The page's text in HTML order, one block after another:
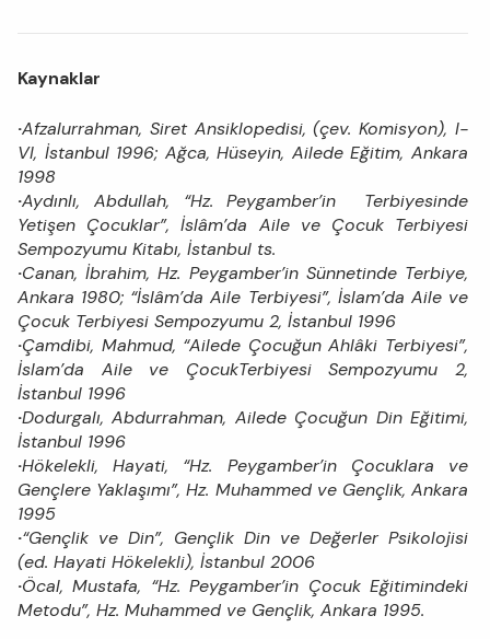
Kaynaklar
·Afzalurrahman, Siret Ansiklopedisi, (çev. Komisyon), I-
VI, İstanbul 1996; Ağca, Hüseyin, Ailede Eğitim, Ankara
1998
·Aydınlı, Abdullah, “Hz. Peygamber’in Terbiyesinde
Yetişen Çocuklar”, İslâm’da Aile ve Çocuk Terbiyesi
Sempozyumu Kitabı, İstanbul ts.
·Canan, İbrahim, Hz. Peygamber’in Sünnetinde Terbiye,
Ankara 1980; “İslâm’da Aile Terbiyesi”, İslam’da Aile ve
Çocuk Terbiyesi Sempozyumu 2, İstanbul 1996
·Çamdibi, Mahmud, “Ailede Çocuğun Ahlâki Terbiyesi”,
İslam’da Aile ve ÇocukTerbiyesi Sempozyumu 2,
İstanbul 1996
·Dodurgalı, Abdurrahman, Ailede Çocuğun Din Eğitimi,
İstanbul 1996
·Hökelekli, Hayati, “Hz. Peygamber’in Çocuklara ve
Gençlere Yaklaşımı”, Hz. Muhammed ve Gençlik, Ankara
1995
·“Gençlik ve Din”, Gençlik Din ve Değerler Psikolojisi
(ed. Hayati Hökelekli), İstanbul 2006
·Öcal, Mustafa, “Hz. Peygamber’in Çocuk Eğitimindeki
Metodu”, Hz. Muhammed ve Gençlik, Ankara 1995.